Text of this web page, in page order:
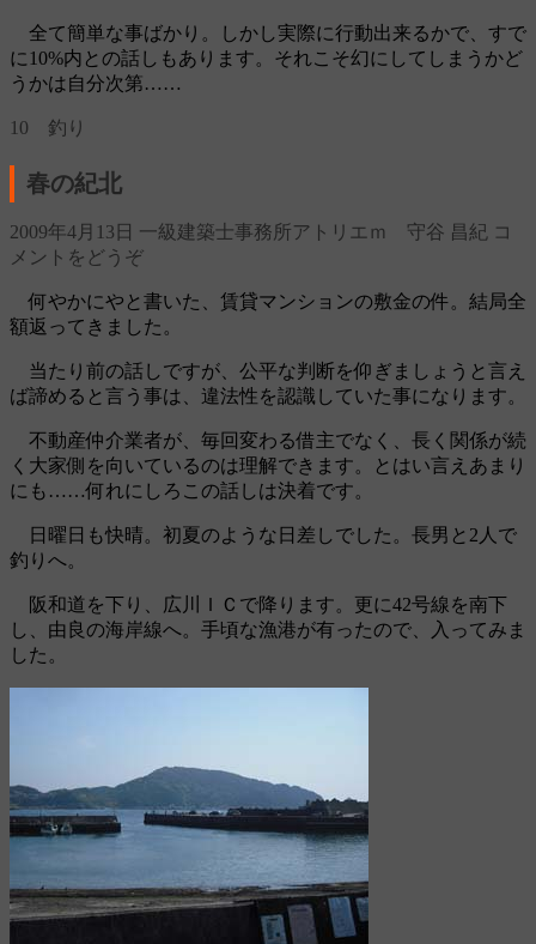
全て簡単な事ばかり。しかし実際に行動出来るかで、すで
に10%内との話しもあります。それこそ幻にしてしまうかど
うかは自分次第……
10 釣り
春の紀北
2009年4月13日 一級建築士事務所アトリエｍ 守谷 昌紀 コ
メントをどうぞ
何やかにやと書いた、賃貸マンションの敷金の件。結局全
額返ってきました。
当たり前の話しですが、公平な判断を仰ぎましょうと言え
ば諦めると言う事は、違法性を認識していた事になります。
不動産仲介業者が、毎回変わる借主でなく、長く関係が続
く大家側を向いているのは理解できます。とはい言えあまり
にも……何れにしろこの話しは決着です。
日曜日も快晴。初夏のような日差しでした。長男と2人で
釣りへ。
阪和道を下り、広川ＩＣで降ります。更に42号線を南下
し、由良の海岸線へ。手頃な漁港が有ったので、入ってみま
した。